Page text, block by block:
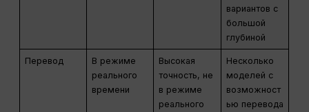
вариантов с
большой
глубиной
Перевод
В режиме
реального
времени
Высокая
точность, не
в режиме
реального
Несколько
моделей с
возможност
ью перевода